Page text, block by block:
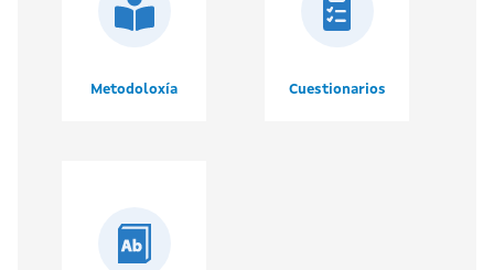
Metodoloxía Cuestionarios